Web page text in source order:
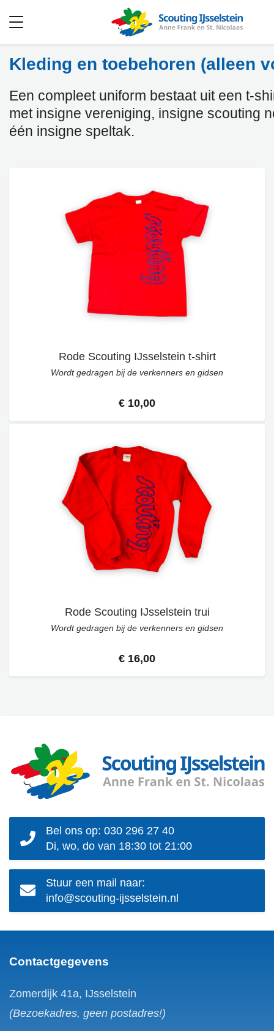
Open
Kleding en toebehoren (alleen
Een compleet uniform bestaat uit een t-
met insigne vereniging, insigne scouting
één insigne speltak.
Rode Scouting IJsselstein t-shirt
Wordt gedragen bij de verkenners en gidsen
€ 10,00
Rode Scouting IJsselstein trui
Wordt gedragen bij de verkenners en gidsen
€ 16,00
Bel ons op: 030 296 27 40
Di, wo, do van 18:30 tot 21:00
Stuur een mail naar:
info@scouting-ijsselstein.nl
Contactgegevens
Zomerdijk 41a, IJsselstein
(Bezoekadres, geen postadres!)